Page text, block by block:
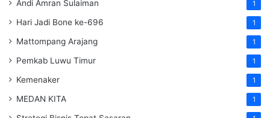
Andi Amran Sulaiman 1
Hari Jadi Bone ke-696 1
Mattompang Arajang 1
Pemkab Luwu Timur 1
Kemenaker 1
MEDAN KITA 1